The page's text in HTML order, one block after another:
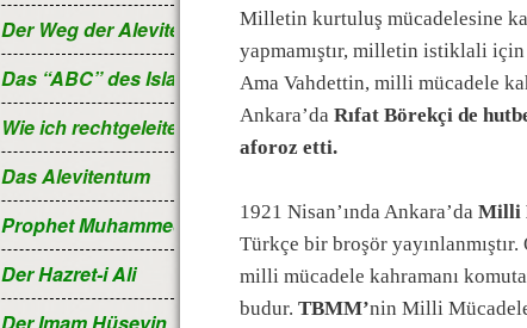
Der Weg der Aleviten...
Das “ABC” des Islam
Wie ich rechtgeleitet wurde
Das Alevitentum
Prophet Muhammed
Der Hazret-i Ali
Milletin kurtuluş mücadelesine
yapmamıştır, milletin istiklali için
Ama Vahdettin, milli mücadele
Ankara’da Rıfat Börekçi de
aforoz etti.
1921 Nisan’ında Ankara’da Milli
Türkçe bir broşör
milli mücadele kahramanı
budur. TBMM’nin Milli